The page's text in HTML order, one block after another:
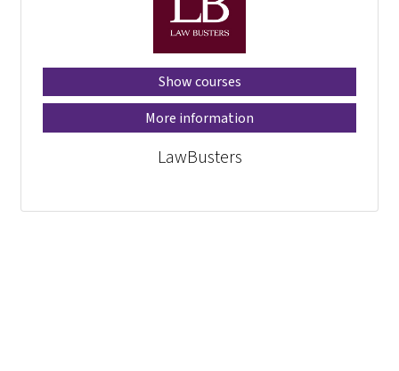
Show courses
More information
LawBusters